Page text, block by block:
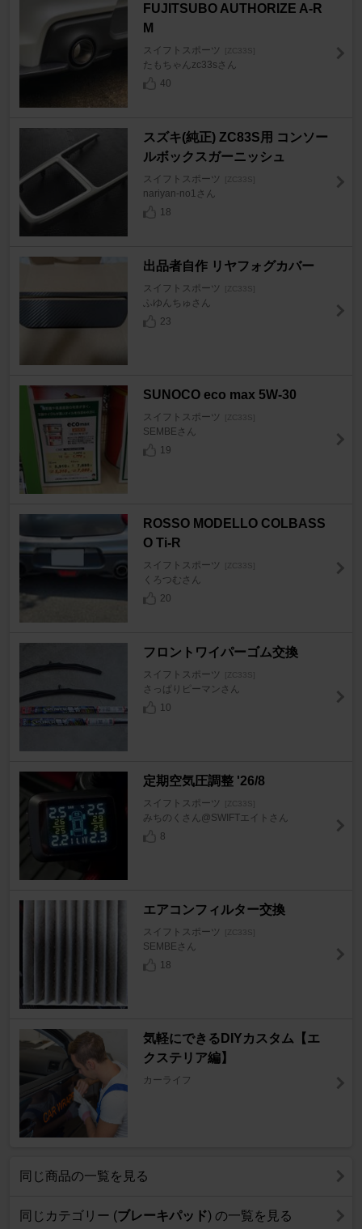
FUJITSUBO AUTHORIZE A-R
M
スイフトスポーツ [ZC33S]
たもちゃんzc33sさん
40
スズキ(純正) ZC83S用 コンソー
ルボックスガーニッシュ
スイフトスポーツ [ZC33S]
nariyan-no1さん
18
出品者自作 リヤフォグカバー
スイフトスポーツ [ZC33S]
ふゆんちゅさん
23
SUNOCO eco max 5W-30
スイフトスポーツ [ZC33S]
SEMBEさん
19
ROSSO MODELLO COLBASS
O Ti-R
スイフトスポーツ [ZC33S]
くろつむさん
20
フロントワイパーゴム交換
スイフトスポーツ [ZC33S]
さっぱりピーマンさん
10
定期空気圧調整 '26/8
スイフトスポーツ [ZC33S]
みちのくさん@SWIFTエイトさん
8
エアコンフィルター交換
スイフトスポーツ [ZC33S]
SEMBEさん
18
気軽にできるDIYカスタム【エ
クステリア編】
カーライフ
同じ商品の一覧を見る
同じカテゴリー (ブレーキパッド) の一覧を見る